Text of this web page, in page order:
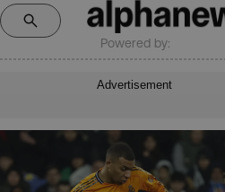
Powered by:
Advertisement